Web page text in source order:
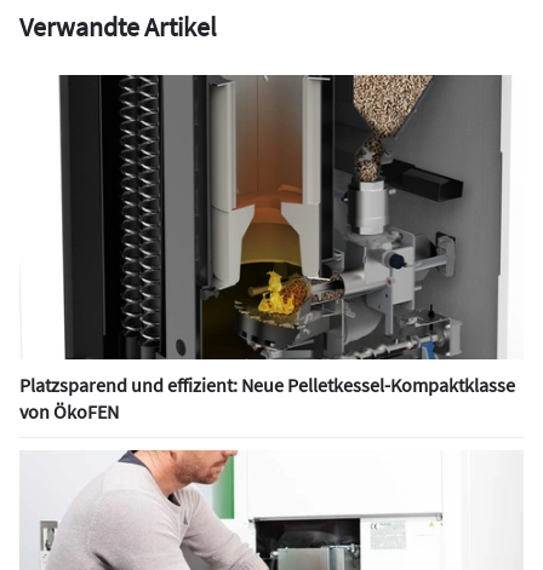
Verwandte Artikel
Platzsparend und effizient: Neue Pelletkessel-Kompaktklasse
von ÖkoFEN